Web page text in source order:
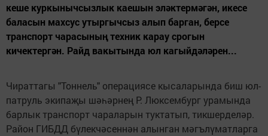
кеше куркынычсызлык каешын эләктермәгән, икесе
баласын махсус утыргычсыз алып барган, берсе
транспорт чарасының техник карау срогын
кичектергән. Райд вакытында юл кагыйдәләрен...
Чираттагы "Тоннель" операциясе кысаларында биш юл-
патруль экипаҗы шәһәрнең Р. Люксембург урамында
барлык транспорт чараларын туктатып, тикшерделәр.
Район ГИБДД бүлекчәсеннән алынган мәгълүматларга